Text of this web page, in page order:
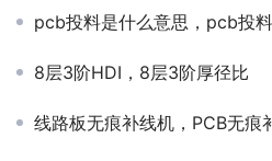
pcb投料是什么意思，pcb投
8层3阶HDI，8层3阶厚径比
线路板无痕补线机，PCB无痕